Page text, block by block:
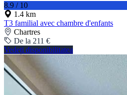
8.9 / 10
1.4 km
T3 familial avec chambre d'enfants
Chartres
De la 211 €
Vedeți disponibilitatea